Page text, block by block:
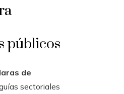
públicos
de
sectoriales